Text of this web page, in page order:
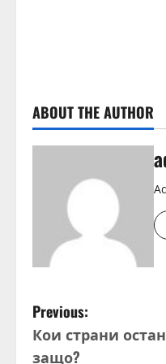
i
ABOUT THE AUTHOR
P
o
Previous:
Кои страни
защо?